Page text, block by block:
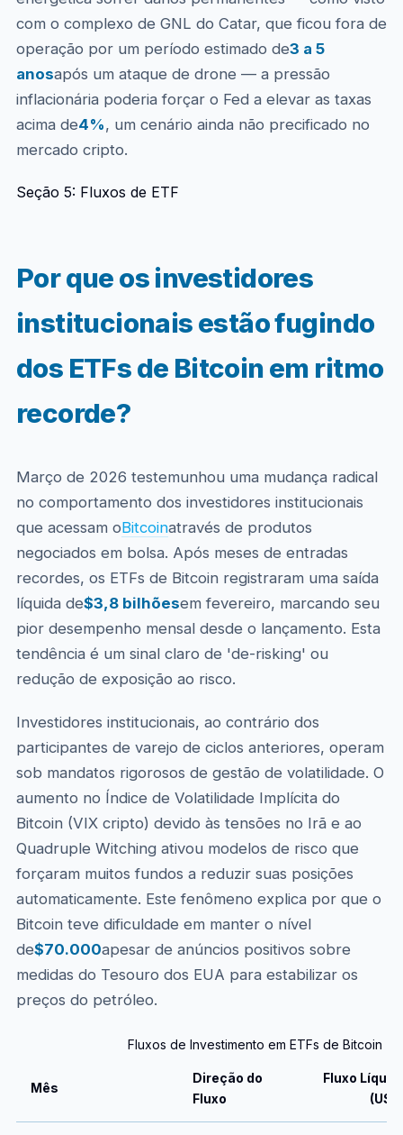
com o complexo de GNL do Catar, que ficou fora de
operação por um período estimado de3 a 5
anosapós um ataque de drone — a pressão
inflacionária poderia forçar o Fed a elevar as taxas
acima de4%, um cenário ainda não precificado no
mercado cripto.
Seção 5: Fluxos de ETF
Por que os investidores
institucionais estão fugindo
dos ETFs de Bitcoin em ritmo
recorde?
Março de 2026 testemunhou uma mudança radical
no comportamento dos investidores institucionais
que acessam oBitcoinatravés de produtos
negociados em bolsa. Após meses de entradas
recordes, os ETFs de Bitcoin registraram uma saída
líquida de$3,8 bilhõesem fevereiro, marcando seu
pior desempenho mensal desde o lançamento. Esta
tendência é um sinal claro de 'de-risking' ou
redução de exposição ao risco.
Investidores institucionais, ao contrário dos
participantes de varejo de ciclos anteriores, operam
sob mandatos rigorosos de gestão de volatilidade. O
aumento no Índice de Volatilidade Implícita do
Bitcoin (VIX cripto) devido às tensões no Irã e ao
Quadruple Witching ativou modelos de risco que
forçaram muitos fundos a reduzir suas posições
automaticamente. Este fenômeno explica por que o
Bitcoin teve dificuldade em manter o nível
de$70.000apesar de anúncios positivos sobre
medidas do Tesouro dos EUA para estabilizar os
preços do petróleo.
Fluxos de Investimento em ETFs de Bitcoin
Mês
Direção do
Fluxo
Fluxo